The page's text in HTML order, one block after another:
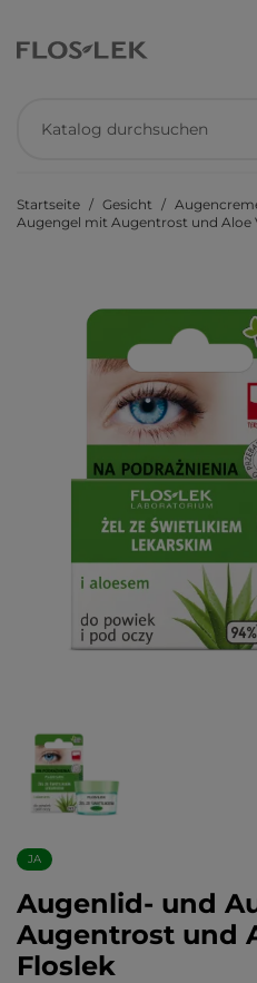
Startseite Gesicht
Augengel mit Augentrost und Aloe
JA
Augenlid- und
Augentrost und
Floslek